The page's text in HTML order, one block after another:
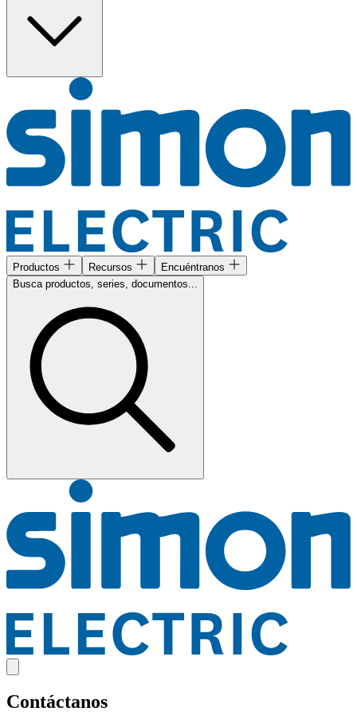
Productos Recursos
Encuéntranos
Busca productos, series, documentos...
Contáctanos